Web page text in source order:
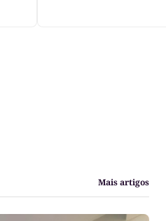
Mais artigos